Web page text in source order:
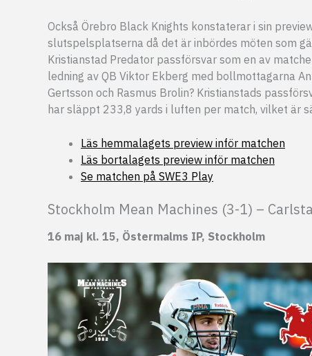
Också Örebro Black Knights konstaterar i sin
slutspelsplatserna då det är inbördes möten som
Kristianstad Predator passförsvar som en av
ledning av QB Viktor Ekberg med bollmottagarna
Gertsson och Rasmus Brolin? Kristianstads
har släppt 233,8 yards i luften per match, vilket är
Läs hemmalagets preview inför matchen
Läs bortalagets preview inför matchen
Se matchen på SWE3 Play
Stockholm Mean Machines (3-1) –
16 maj kl. 15, Östermalms IP, Stockholm